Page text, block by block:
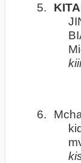
5.
6.